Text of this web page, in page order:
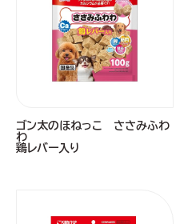
ゴン太のほねっこ ささみふわ
わ
鶏レバー入り